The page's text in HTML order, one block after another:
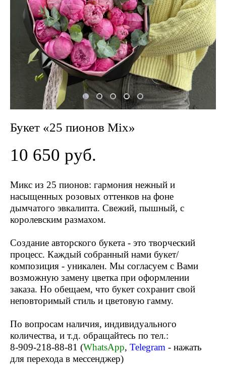
Букет «25 пионов Mix»
10 650 pуб.
Микс из 25 пионов: гармония нежный и
насыщенных розовых оттенков на фоне
дымчатого эвкалипта. Свежий, пышный, с
королевским размахом.
Создание авторского букета - это творческий
процесс. Каждый собранный нами букет/
композиция - уникален. Мы согласуем с Вами
возможную замену цветка при оформлении
заказа. Но обещаем, что букет сохранит свой
неповторимый стиль и цветовую гамму.
По вопросам наличия, индивидуального
количества, и т.д. обращайтесь по тел.:
8-909-218-88-81 (WhatsApp, Telegram - нажать
для перехода в мессенджер)